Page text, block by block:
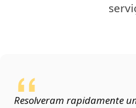
Resolveram rapidamente